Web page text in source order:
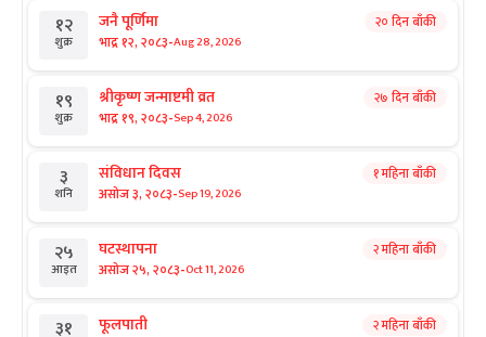
१२
शुक्र
जनै पूर्णिमा
भाद्र १२, २०८३-Aug 28, 2026
२० दिन बाँकी
१९
शुक्र
श्रीकृष्ण जन्माष्टमी व्रत
भाद्र १९, २०८३-Sep 4, 2026
२७ दिन बाँकी
३
शनि
संविधान दिवस
असोज ३, २०८३-Sep 19, 2026
१ महिना बाँकी
२५
आइत
घटस्थापना
असोज २५, २०८३-Oct 11, 2026
२ महिना बाँकी
३१ फूलपाती २ महिना बाँकी